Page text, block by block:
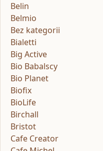
Belin
Belmio
Bez kategorii
Bialetti
Big Active
Bio Babalscy
Bio Planet
Biofix
BioLife
Birchall
Bristot
Cafe Creator